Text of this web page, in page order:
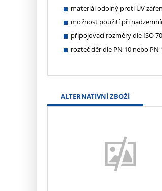
materiál odolný proti UV
možnost použití při
připojovací rozměry dle ISO
rozteč děr dle PN 10 nebo PN
ALTERNATIVNÍ ZBOŽÍ